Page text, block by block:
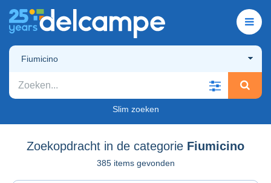
Fiumicino
Slim zoeken
Zoekopdracht in de categorie Fiumicino
385 items gevonden